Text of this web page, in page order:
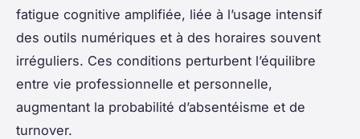
fatigue cognitive amplifiée, liée à l’usage intensif
des outils numériques et à des horaires souvent
irréguliers. Ces conditions perturbent l’équilibre
entre vie professionnelle et personnelle,
augmentant la probabilité d’absentéisme et de
turnover.